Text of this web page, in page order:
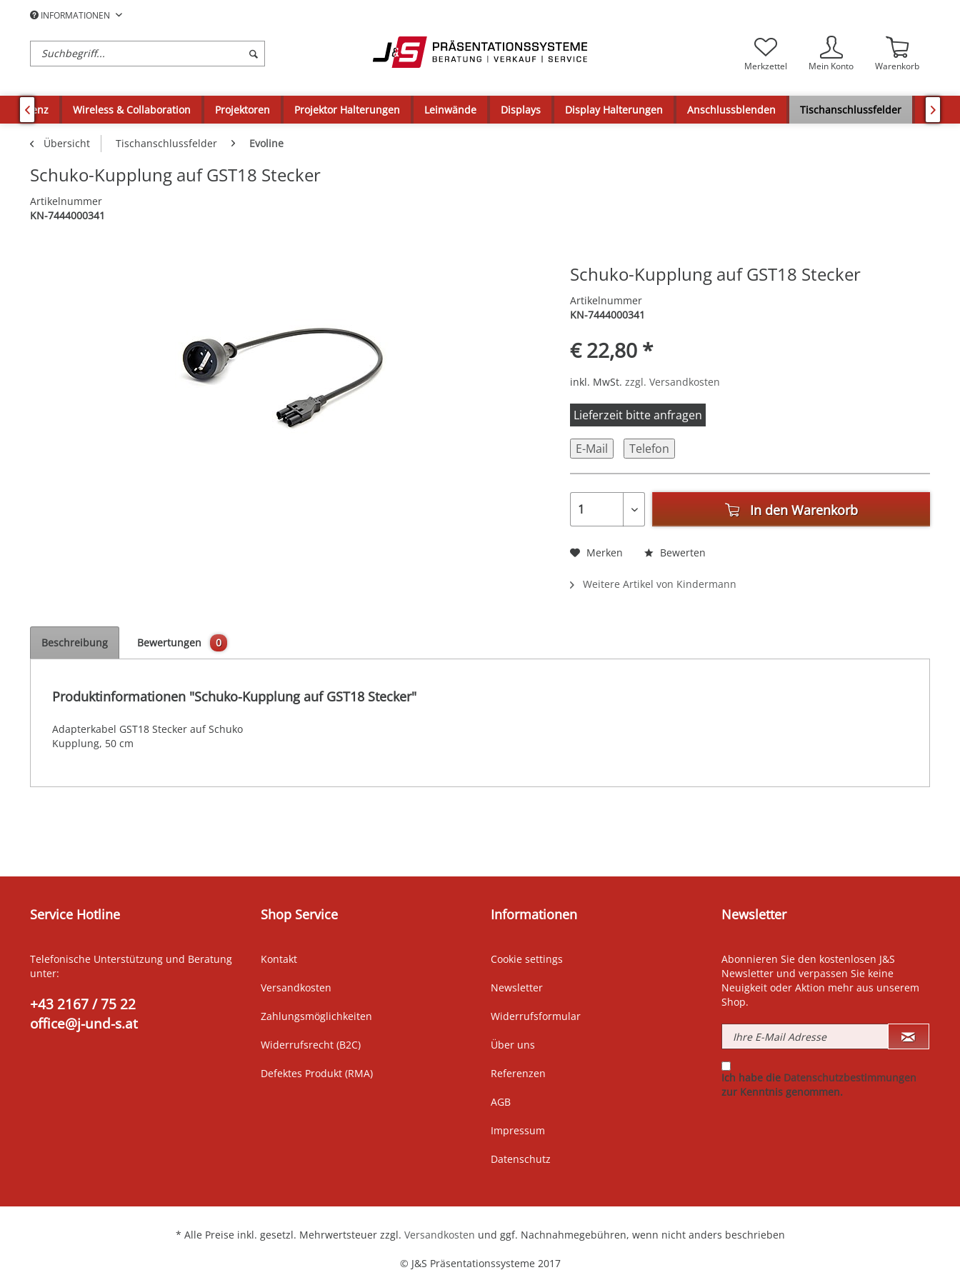
INFORMATIONEN
Merkzettel Mein Konto Warenkorb
Wireless & Collaboration Projektoren Projektor Halterungen Leinwände Displays Display Halterungen Anschlussblenden Tischanschlussfelder
 
Übersicht Tischanschlussfelder Evoline
Schuko-Kupplung auf GST18 Stecker
Artikelnummer
KN-7444000341
Schuko-Kupplung auf GST18 Stecker
Artikelnummer
KN-7444000341
€ 22,80 *
inkl. MwSt. zzgl. Versandkosten
Lieferzeit bitte anfragen
E-Mail Telefon
In den Warenkorb
Merken Bewerten
Weitere Artikel von Kindermann
Beschreibung Bewertungen 0
Produktinformationen "Schuko-Kupplung auf GST18 Stecker"
Adapterkabel GST18 Stecker auf Schuko
Kupplung, 50 cm
Service Hotline
Telefonische Unterstützung und Beratung
unter:
+43 2167 / 75 22
office@j-und-s.at
Shop Service
Kontakt
Versandkosten
Zahlungsmöglichkeiten
Widerrufsrecht (B2C)
Defektes Produkt (RMA)
Informationen
Cookie settings
Newsletter
Widerrufsformular
Über uns
Referenzen
AGB
Impressum
Datenschutz
Newsletter
Abonnieren Sie den kostenlosen J&S
Newsletter und verpassen Sie keine
Neuigkeit oder Aktion mehr aus unserem
Shop.
Ich habe die Datenschutzbestimmungen
zur Kenntnis genommen.
* Alle Preise inkl. gesetzl. Mehrwertsteuer zzgl. Versandkosten und ggf. Nachnahmegebühren, wenn nicht anders beschrieben
© J&S Präsentationssysteme 2017